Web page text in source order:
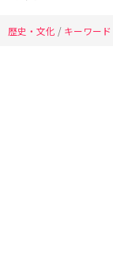
歴史・文化 / キーワード